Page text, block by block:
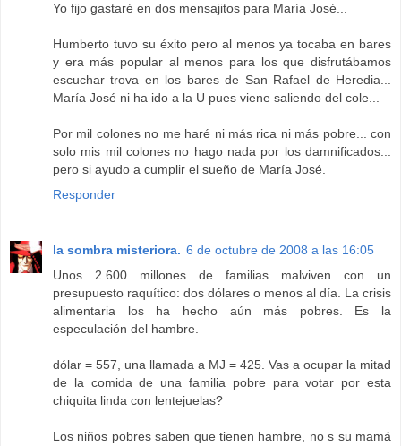
Yo fijo gastaré en dos mensajitos para María José...
Humberto tuvo su éxito pero al menos ya tocaba en bares
y era más popular al menos para los que disfrutábamos
escuchar trova en los bares de San Rafael de Heredia...
María José ni ha ido a la U pues viene saliendo del cole...
Por mil colones no me haré ni más rica ni más pobre... con
solo mis mil colones no hago nada por los damnificados...
pero si ayudo a cumplir el sueño de María José.
Responder
la sombra misteriora. 6 de octubre de 2008 a las 16:05
Unos 2.600 millones de familias malviven con un
presupuesto raquítico: dos dólares o menos al día. La crisis
alimentaria los ha hecho aún más pobres. Es la
especulación del hambre.
dólar = 557, una llamada a MJ = 425. Vas a ocupar la mitad
de la comida de una familia pobre para votar por esta
chiquita linda con lentejuelas?
Los niños pobres saben que tienen hambre, no s su mamá